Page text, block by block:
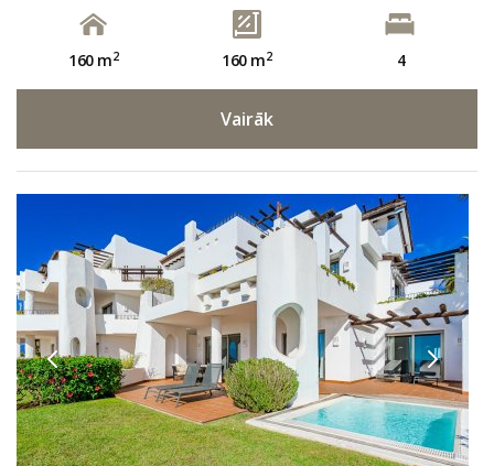
160 m2 160 m2 4
Vairāk